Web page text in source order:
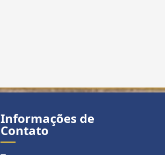
Informações de
Contato